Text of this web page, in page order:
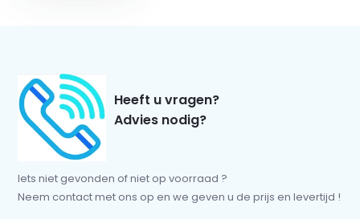
Heeft u vragen?
Advies nodig?
Iets niet gevonden of niet op voorraad ?
Neem contact met ons op en we geven u de prijs en levertijd !